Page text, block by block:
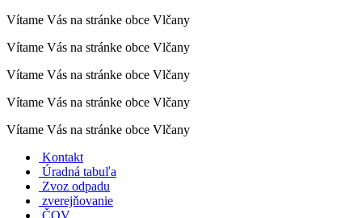
Vítame Vás na stránke obce Vlčany
Vítame Vás na stránke obce Vlčany
Vítame Vás na stránke obce Vlčany
Vítame Vás na stránke obce Vlčany
Vítame Vás na stránke obce Vlčany
Kontakt
Úradná tabuľa
Zvoz odpadu
zverejňovanie
ČOV